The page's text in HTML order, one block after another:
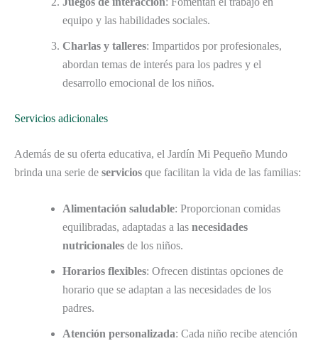
equipo y las habilidades sociales.
Charlas y talleres: Impartidos por profesionales,
abordan temas de interés para los padres y el
desarrollo emocional de los niños.
Servicios adicionales
Además de su oferta educativa, el Jardín Mi Pequeño Mundo
brinda una serie de servicios que facilitan la vida de las familias:
Alimentación saludable: Proporcionan comidas
equilibradas, adaptadas a las necesidades
nutricionales de los niños.
Horarios flexibles: Ofrecen distintas opciones de
horario que se adaptan a las necesidades de los
padres.
Atención personalizada: Cada niño recibe atención